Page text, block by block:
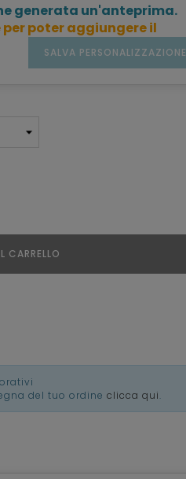
generata un'anteprima.
poter aggiungere il
SALVA PERSONALIZZAZIONE
CARRELLO
del tuo ordine clicca qui.